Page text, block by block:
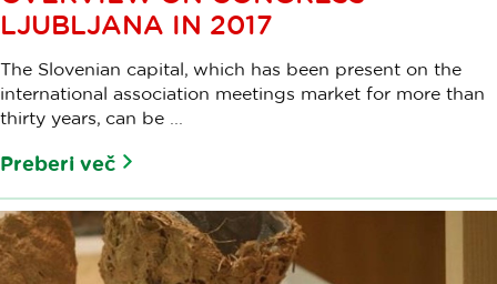
LJUBLJANA IN 2017
The Slovenian capital, which has been present on the
international association meetings market for more than
thirty years, can be ...
Preberi več